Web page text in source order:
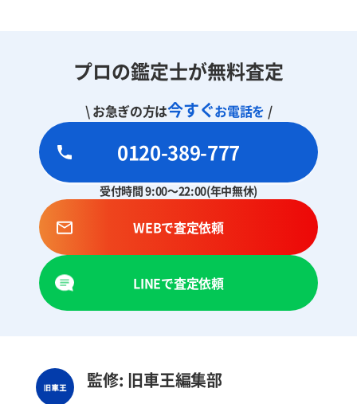
プロの鑑定士が無料査定
\ お急ぎの方は今すぐお電話を /
0120-389-777
受付時間 9:00～22:00(年中無休)
WEBで査定依頼
LINEで査定依頼
監修: 旧車王編集部